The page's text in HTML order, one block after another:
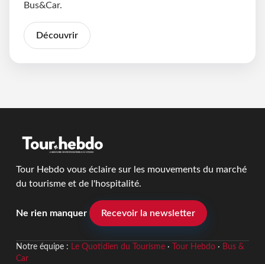
Bus&Car.
Découvrir
Tour Hebdo vous éclaire sur les mouvements du marché
du tourisme et de l'hospitalité.
Ne rien manquer Recevoir la newsletter
Notre équipe : Le Quotidien du Tourisme· Tour Hebdo· Bus &
Car